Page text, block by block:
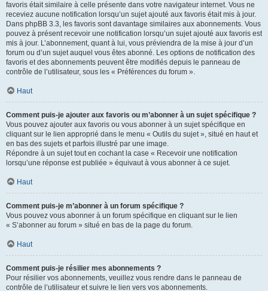
favoris était similaire à celle présente dans votre navigateur internet. Vous ne
receviez aucune notification lorsqu’un sujet ajouté aux favoris était mis à jour.
Dans phpBB 3.3, les favoris sont davantage similaires aux abonnements. Vous
pouvez à présent recevoir une notification lorsqu’un sujet ajouté aux favoris est
mis à jour. L’abonnement, quant à lui, vous préviendra de la mise à jour d’un
forum ou d’un sujet auquel vous êtes abonné. Les options de notification des
favoris et des abonnements peuvent être modifiés depuis le panneau de
contrôle de l’utilisateur, sous les « Préférences du forum ».
Haut
Comment puis-je ajouter aux favoris ou m’abonner à un sujet spécifique ?
Vous pouvez ajouter aux favoris ou vous abonner à un sujet spécifique en
cliquant sur le lien approprié dans le menu « Outils du sujet », situé en haut et
en bas des sujets et parfois illustré par une image.
Répondre à un sujet tout en cochant la case « Recevoir une notification
lorsqu’une réponse est publiée » équivaut à vous abonner à ce sujet.
Haut
Comment puis-je m’abonner à un forum spécifique ?
Vous pouvez vous abonner à un forum spécifique en cliquant sur le lien
« S’abonner au forum » situé en bas de la page du forum.
Haut
Comment puis-je résilier mes abonnements ?
Pour résilier vos abonnements, veuillez vous rendre dans le panneau de
contrôle de l’utilisateur et suivre le lien vers vos abonnements.